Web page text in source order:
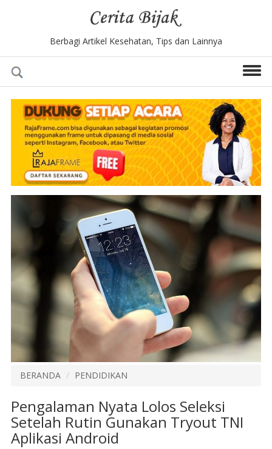
Berbagi Artikel Kesehatan, Tips dan Lainnya
BERANDA PENDIDIKAN
Pengalaman Nyata Lolos Seleksi
Setelah Rutin Gunakan Tryout TNI
Aplikasi Android